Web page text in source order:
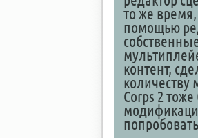
то же
помощью
контент,
количеству
Corps 2